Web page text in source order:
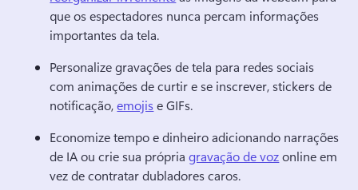
que os espectadores nunca percam informações
importantes da tela.
Personalize gravações de tela para redes sociais
com animações de curtir e se inscrever, stickers de
notificação, emojis e GIFs.
Economize tempo e dinheiro adicionando narrações
de IA ou crie sua própria gravação de voz online em
vez de contratar dubladores caros.